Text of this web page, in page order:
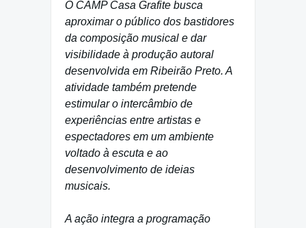
O CAMP Casa Grafite busca
aproximar o público dos bastidores
da composição musical e dar
visibilidade à produção autoral
desenvolvida em Ribeirão Preto. A
atividade também pretende
estimular o intercâmbio de
experiências entre artistas e
espectadores em um ambiente
voltado à escuta e ao
desenvolvimento de ideias
musicais.
A ação integra a programação